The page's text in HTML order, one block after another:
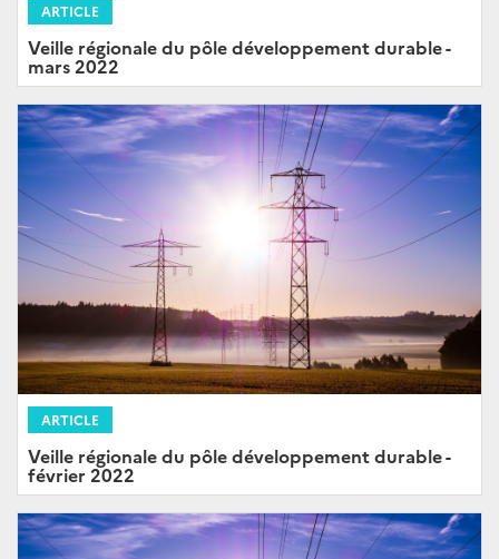
ARTICLE
Veille régionale du pôle développement durable -
mars 2022
ARTICLE
Veille régionale du pôle développement durable -
février 2022